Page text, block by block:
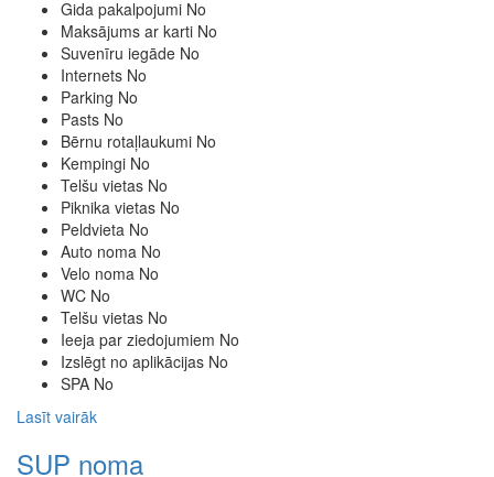
Gida pakalpojumi No
Maksājums ar karti No
Suvenīru iegāde No
Internets No
Parking No
Pasts No
Bērnu rotaļlaukumi No
Kempingi No
Telšu vietas No
Piknika vietas No
Peldvieta No
Auto noma No
Velo noma No
WC No
Telšu vietas No
Ieeja par ziedojumiem No
Izslēgt no aplikācijas No
SPA No
Lasīt vairāk
SUP noma